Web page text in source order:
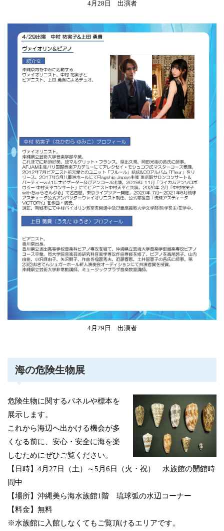
4月28日 出演者
4月29日 出演者
海の危険生物展
危険生物に関するパネルや標本を
展示します。
これから海辺へ出かける機会が多
くなる前に、安心・安全に海を楽
しむためにぜひご覧ください。
【日時】4月27日（土）～5月6日（火・祝） 水族館の開館時
間中
【場所】沖縄美ら海水族館1階 琉球弧の水辺コーナー
【料金】無料
※水族館に入館しなくてもご覧頂けるエリアです。